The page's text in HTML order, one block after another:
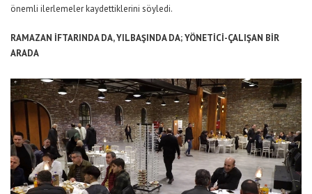
önemli ilerlemeler kaydettiklerini söyledi.
RAMAZAN İFTARINDA DA, YILBAŞINDA DA; YÖNETİCİ-ÇALIŞAN BİR
ARADA